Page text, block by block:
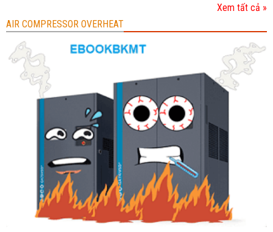
Xem tất cả »
AIR COMPRESSOR OVERHEAT